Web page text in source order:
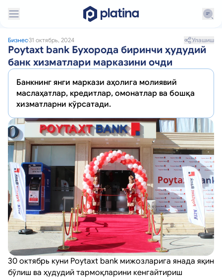
Бизнес31 октябрь, 2024 Улашиш
Poytaxt bank Бухорода биринчи ҳудудий
банк хизматлари марказини очди
Банкнинг янги маркази аҳолига молиявий
маслаҳатлар, кредитлар, омонатлар ва бошқа
хизматларни кўрсатади.
30 октябрь куни Poytaxt bank мижозларига янада яқин
бўлиш ва ҳудудий тармоқларини кенгайтириш